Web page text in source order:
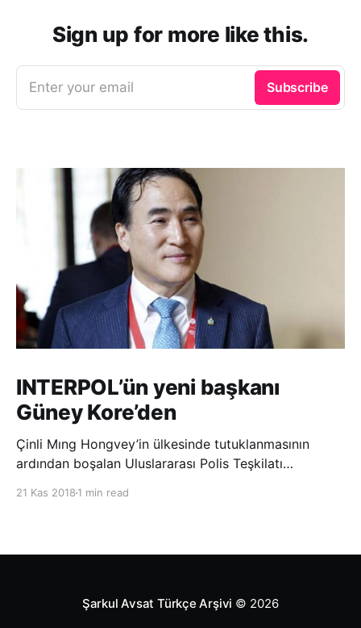
Sign up for more like this.
Enter your email Subscribe
INTERPOL’ün yeni başkanı
Güney Kore’den
Çinli Mıng Hongvey’in ülkesinde tutuklanmasının
ardından boşalan Uluslararası Polis Teşkilatı
21 Kas 2018 1 min read
Şarkul Avsat Türkçe Arşivi © 2026